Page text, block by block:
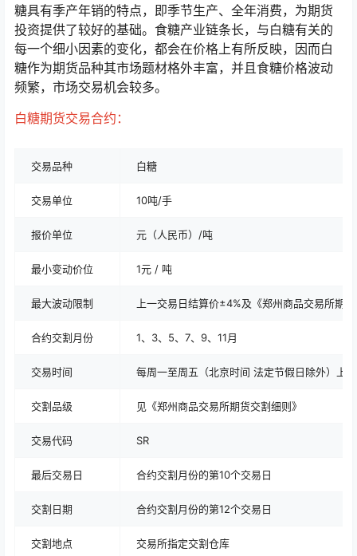
糖具有季产年销的特点，即季节生产、全年消费，为期货
投资提供了较好的基础。食糖产业链条长，与白糖有关的
每一个细小因素的变化，都会在价格上有所反映，因而白
糖作为期货品种其市场题材格外丰富，并且食糖价格波动
频繁，市场交易机会较多。
白糖期货交易合约：
交易品种 白糖
交易单位 10吨/手
报价单位 元（人民币）/吨
最小变动价位 1元 / 吨
最大波动限制 上一交易日结算价±4%及《郑州商品交易所期
合约交割月份 1、3、5、7、9、11月
交易时间 每周一至周五（北京时间 法定节假日除外）上
交割品级 见《郑州商品交易所期货交割细则》
交易代码 SR
最后交易日 合约交割月份的第10个交易日
交割日期 合约交割月份的第12个交易日
交割地点 交易所指定交割仓库